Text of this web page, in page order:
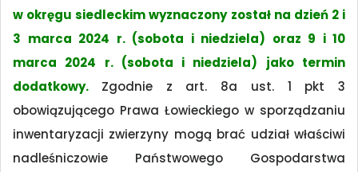
w okręgu siedleckim wyznaczony został na dzień 2 i
3 marca 2024 r. (sobota i niedziela) oraz 9 i 10
marca 2024 r. (sobota i niedziela) jako termin
dodatkowy. Zgodnie z art. 8a ust. 1 pkt 3
obowiązującego Prawa Łowieckiego w sporządzaniu
inwentaryzacji zwierzyny mogą brać udział właściwi
nadleśniczowie Państwowego Gospodarstwa